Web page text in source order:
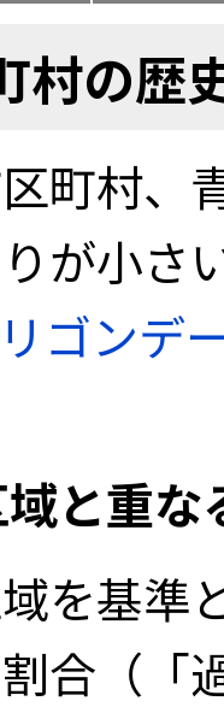
村の歴
町村、
が小さ
ゴンデ
と重
を基準
合（「